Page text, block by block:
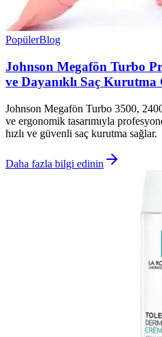
PopülerBlog
Johnson Megafön Turbo
ve Dayanıklı Saç Kurutma
Johnson Megafön Turbo 3500,
ve ergonomik tasarımıyla
hızlı ve güvenli saç kurutma sağlar.
Daha fazla bilgi edinin